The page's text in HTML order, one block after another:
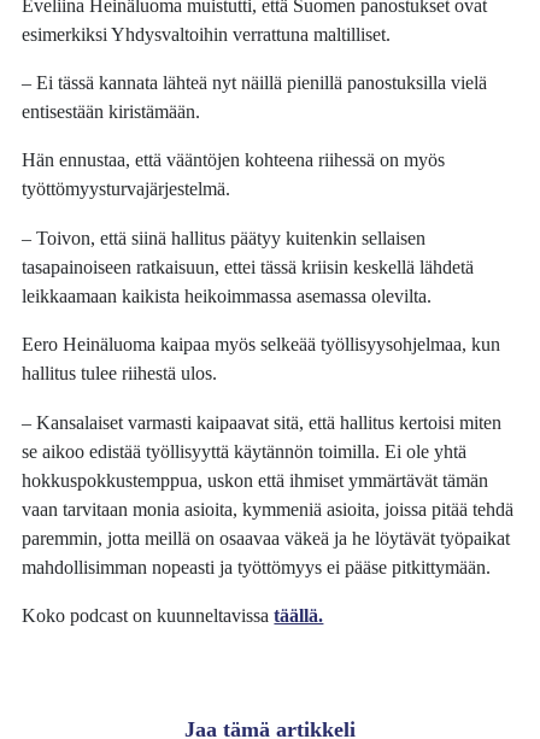
Eveliina Heinäluoma muistutti, että Suomen panostukset ovat
esimerkiksi Yhdysvaltoihin verrattuna maltilliset.
– Ei tässä kannata lähteä nyt näillä pienillä panostuksilla vielä
entisestään kiristämään.
Hän ennustaa, että vääntöjen kohteena riihessä on myös
työttömyysturvajärjestelmä.
– Toivon, että siinä hallitus päätyy kuitenkin sellaisen
tasapainoiseen ratkaisuun, ettei tässä kriisin keskellä lähdetä
leikkaamaan kaikista heikoimmassa asemassa olevilta.
Eero Heinäluoma kaipaa myös selkeää työllisyysohjelmaa, kun
hallitus tulee riihestä ulos.
– Kansalaiset varmasti kaipaavat sitä, että hallitus kertoisi miten
se aikoo edistää työllisyyttä käytännön toimilla. Ei ole yhtä
hokkuspokkustemppua, uskon että ihmiset ymmärtävät tämän
vaan tarvitaan monia asioita, kymmeniä asioita, joissa pitää tehdä
paremmin, jotta meillä on osaavaa väkeä ja he löytävät työpaikat
mahdollisimman nopeasti ja työttömyys ei pääse pitkittymään.
Koko podcast on kuunneltavissatäällä.
Jaa tämä artikkeli